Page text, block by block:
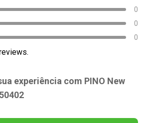
0
0
0
experiência com PINO New